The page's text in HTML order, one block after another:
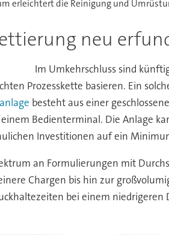
erleichtert die Reinigung und
neu
Im Umkehrschluss sind
Prozesskette basieren. Ein
besteht aus einer
Bedienterminal. Die Anlage
Investitionen auf ein
an Formulierungen mit
Chargen bis hin zur
bei einem